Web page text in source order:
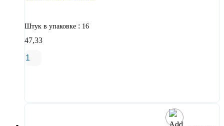
Штук в упаковке : 16
47,33